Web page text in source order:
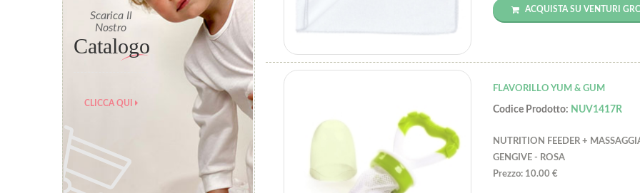
Scarica Il
Nostro
Catalogo
CLICCA QUI
ACQUISTA SU VENTURI
FLAVORILLO YUM & GUM
Codice Prodotto: NUV1417R
NUTRITION FEEDER +
GENGIVE - ROSA
Prezzo: 10.00 €